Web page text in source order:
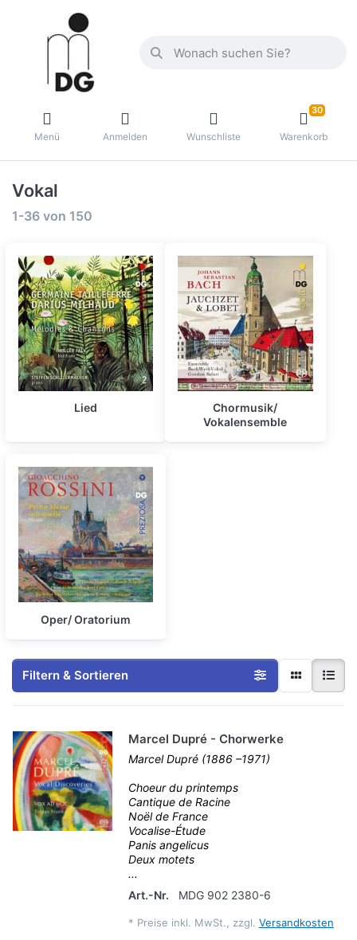
Menü Anmelden Wunschliste
30
Warenkorb
Vokal
1-36 von 150
Lied
Chormusik/
Vokalensemble
Oper/ Oratorium
Filtern & Sortieren
Marcel Dupré - Chorwerke
Marcel Dupré (1886 –1971)
Choeur du printemps
Cantique de Racine
Noël de France
Vocalise-Étude
Panis angelicus
Deux motets
...
Art.-Nr.
MDG 902 2380-6
* Preise inkl. MwSt., zzgl. Versandkosten